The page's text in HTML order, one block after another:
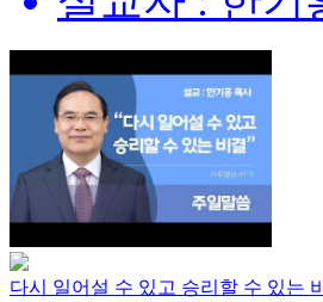
다시 일어설 수 있고 승리할 수 있는